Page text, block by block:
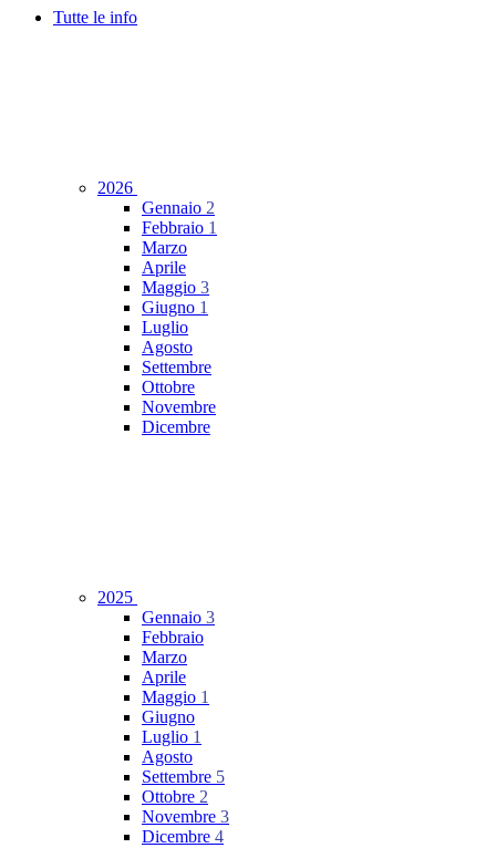
Tutte le info
2026
Gennaio 2
Febbraio 1
Marzo
Aprile
Maggio 3
Giugno 1
Luglio
Agosto
Settembre
Ottobre
Novembre
Dicembre
2025
Gennaio 3
Febbraio
Marzo
Aprile
Maggio 1
Giugno
Luglio 1
Agosto
Settembre 5
Ottobre 2
Novembre 3
Dicembre 4